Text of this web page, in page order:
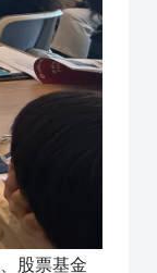
股票基金